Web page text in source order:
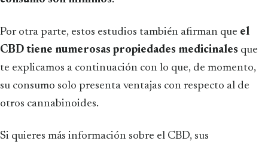
Por otra parte, estos estudios también afirman que el
CBD tiene numerosas propiedades medicinales que
te explicamos a continuación con lo que, de momento,
su consumo solo presenta ventajas con respecto al de
otros cannabinoides.
Si quieres más información sobre el CBD, sus